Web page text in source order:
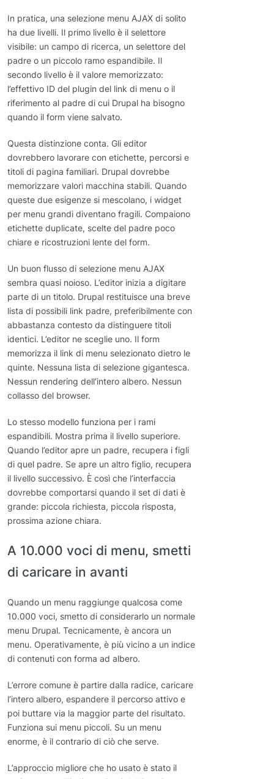
In pratica, una selezione menu AJAX di solito
ha due livelli. Il primo livello è il selettore
visibile: un campo di ricerca, un selettore del
padre o un piccolo ramo espandibile. Il
secondo livello è il valore memorizzato:
l’effettivo ID del plugin del link di menu o il
riferimento al padre di cui Drupal ha bisogno
quando il form viene salvato.
Questa distinzione conta. Gli editor
dovrebbero lavorare con etichette, percorsi e
titoli di pagina familiari. Drupal dovrebbe
memorizzare valori macchina stabili. Quando
queste due esigenze si mescolano, i widget
per menu grandi diventano fragili. Compaiono
etichette duplicate, scelte del padre poco
chiare e ricostruzioni lente del form.
Un buon flusso di selezione menu AJAX
sembra quasi noioso. L’editor inizia a digitare
parte di un titolo. Drupal restituisce una breve
lista di possibili link padre, preferibilmente con
abbastanza contesto da distinguere titoli
identici. L’editor ne sceglie uno. Il form
memorizza il link di menu selezionato dietro le
quinte. Nessuna lista di selezione gigantesca.
Nessun rendering dell’intero albero. Nessun
collasso del browser.
Lo stesso modello funziona per i rami
espandibili. Mostra prima il livello superiore.
Quando l’editor apre un padre, recupera i figli
di quel padre. Se apre un altro figlio, recupera
il livello successivo. È così che l’interfaccia
dovrebbe comportarsi quando il set di dati è
grande: piccola richiesta, piccola risposta,
prossima azione chiara.
A 10.000 voci di menu, smetti
di caricare in avanti
Quando un menu raggiunge qualcosa come
10.000 voci, smetto di considerarlo un normale
menu Drupal. Tecnicamente, è ancora un
menu. Operativamente, è più vicino a un indice
di contenuti con forma ad albero.
L’errore comune è partire dalla radice, caricare
l’intero albero, espandere il percorso attivo e
poi buttare via la maggior parte del risultato.
Funziona sui menu piccoli. Su un menu
enorme, è il contrario di ciò che serve.
L’approccio migliore che ho usato è stato il